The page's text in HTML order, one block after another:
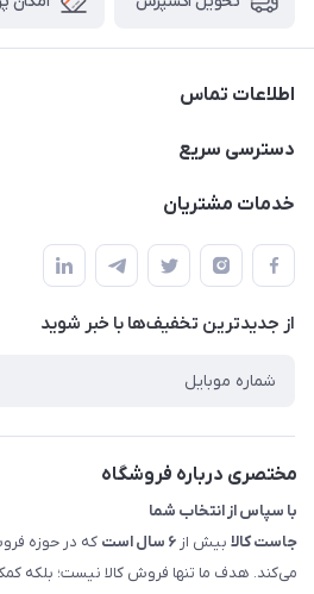
اطلاعات تماس
09398557137
سمت چپ (فروشگاه صوتی عباسی) -
هماهنگی"
دسترسی سریع
لیست محصولات
حساب کاربری
تماس با ما
خدمات مشتریان
راهنما
پرسش های شما
شرایط و ضوابط گارانتی
روش های بازگرداندن کالا
از جدید‌ترین تخفیف‌ها با‌ خبر شوید
مختصری درباره فروشگاه
با سپاس از انتخاب شما
جاست کالا بیش از ۶ سال است
که در حوزه
می‌کند. هدف ما تنها فروش کالا نیست؛ بلکه